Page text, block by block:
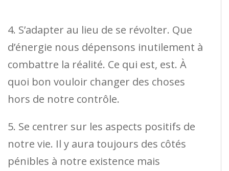
4. S’adapter au lieu de se révolter. Que
d’énergie nous dépensons inutilement à
combattre la réalité. Ce qui est, est. À
quoi bon vouloir changer des choses
hors de notre contrôle.
5. Se centrer sur les aspects positifs de
notre vie. Il y aura toujours des côtés
pénibles à notre existence mais